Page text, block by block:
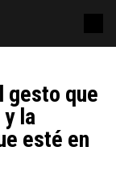
gesto que
la
esté en